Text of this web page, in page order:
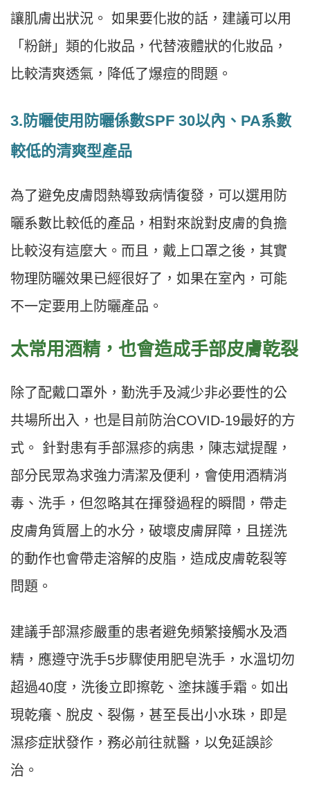
讓肌膚出狀況。 如果要化妝的話，建議可以用
「粉餅」類的化妝品，代替液體狀的化妝品，
比較清爽透氣，降低了爆痘的問題。
3.防曬使用防曬係數SPF 30以內、PA系數
較低的清爽型產品
為了避免皮膚悶熱導致病情復發，可以選用防
曬系數比較低的產品，相對來說對皮膚的負擔
比較沒有這麼大。而且，戴上口罩之後，其實
物理防曬效果已經很好了，如果在室內，可能
不一定要用上防曬產品。
太常用酒精，也會造成手部皮膚乾裂
除了配戴口罩外，勤洗手及減少非必要性的公
共場所出入，也是目前防治COVID-19最好的方
式。 針對患有手部濕疹的病患，陳志斌提醒，
部分民眾為求強力清潔及便利，會使用酒精消
毒、洗手，但忽略其在揮發過程的瞬間，帶走
皮膚角質層上的水分，破壞皮膚屏障，且搓洗
的動作也會帶走溶解的皮脂，造成皮膚乾裂等
問題。
建議手部濕疹嚴重的患者避免頻繁接觸水及酒
精，應遵守洗手5步驟使用肥皂洗手，水溫切勿
超過40度，洗後立即擦乾、塗抹護手霜。如出
現乾癢、脫皮、裂傷，甚至長出小水珠，即是
濕疹症狀發作，務必前往就醫，以免延誤診
治。